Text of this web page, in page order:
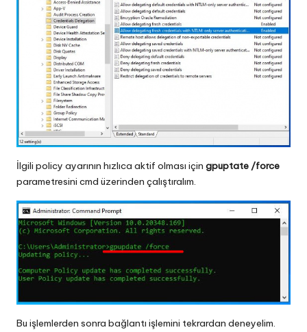
İlgili policy ayarının hızlıca aktif olması için gpuptate /force
parametresini cmd üzerinden çalıştıralım.
Bu işlemlerden sonra bağlantı işlemini tekrardan deneyelim.